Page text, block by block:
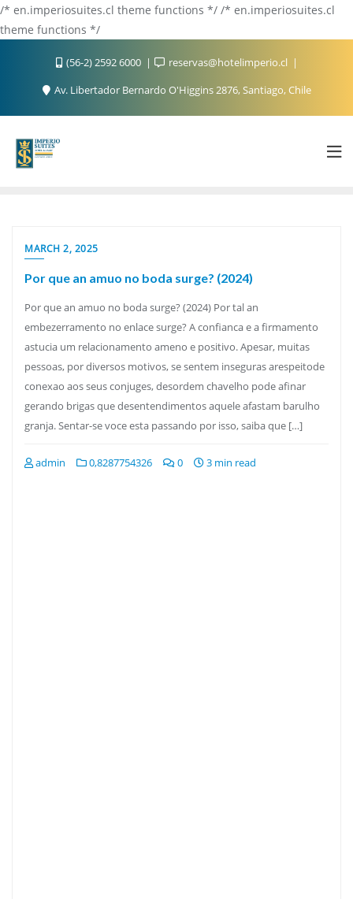
/* en.imperiosuites.cl theme functions */ /* en.imperiosuites.cl
theme functions */
(56-2) 2592 6000
reservas@hotelimperio.cl
Av. Libertador Bernardo O'Higgins 2876, Santiago, Chile
MARCH 2, 2025
Por que an amuo no boda surge? (2024)
Por que an amuo no boda surge? (2024) Por tal an
embezerramento no enlace surge? A confianca e a firmamento
astucia um relacionamento ameno e positivo. Apesar, muitas
pessoas, por diversos motivos, se sentem inseguras arespeitode
conexao aos seus conjuges, desordem chavelho pode afinar
gerando brigas que desentendimentos aquele afastam barulho
granja. Sentar-se voce esta passando por isso, saiba que […]
admin 0,8287754326 0 3 min read